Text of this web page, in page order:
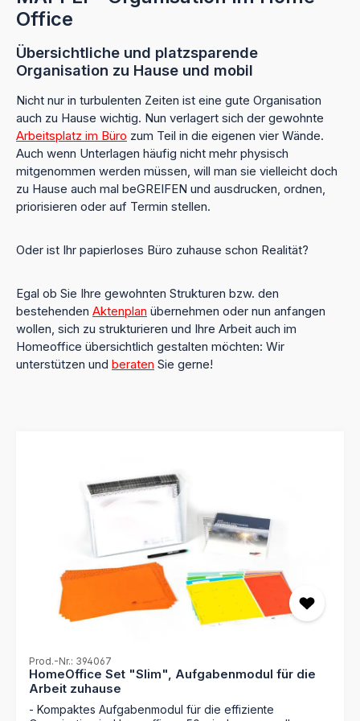
Office
Übersichtliche und platzsparende
Organisation zu Hause und mobil
Nicht nur in turbulenten Zeiten ist eine gute Organisation
auch zu Hause wichtig. Nun verlagert sich der gewohnte
Arbeitsplatz im Büro zum Teil in die eigenen vier Wände.
Auch wenn Unterlagen häufig nicht mehr physisch
mitgenommen werden müssen, will man sie vielleicht doch
zu Hause auch mal beGREIFEN und ausdrucken, ordnen,
priorisieren oder auf Termin stellen.
Oder ist Ihr papierloses Büro zuhause schon Realität?
Egal ob Sie Ihre gewohnten Strukturen bzw. den
bestehenden Aktenplan übernehmen oder nun anfangen
wollen, sich zu strukturieren und Ihre Arbeit auch im
Homeoffice übersichtlich gestalten möchten: Wir
unterstützen und beraten Sie gerne!
Prod.-Nr.: 394067
HomeOffice Set "Slim", Aufgabenmodul für die
Arbeit zuhause
- Kompaktes Aufgabenmodul für die effiziente